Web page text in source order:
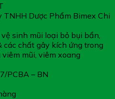
TNHH Dược Phẩm Bimex Chi
sinh mũi loại bỏ bụi bẩn,
các chất gây kích ứng trong
mũi, viêm xoang
PCBA – BN